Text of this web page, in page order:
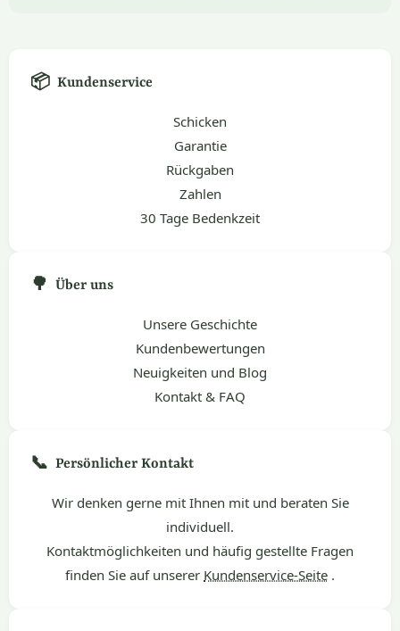
📦 Kundenservice
Schicken
Garantie
Rückgaben
Zahlen
30 Tage Bedenkzeit
🌳 Über uns
Unsere Geschichte
Kundenbewertungen
Neuigkeiten und Blog
Kontakt & FAQ
📞 Persönlicher Kontakt
Wir denken gerne mit Ihnen mit und beraten Sie
individuell.
Kontaktmöglichkeiten und häufig gestellte Fragen
finden Sie auf unserer Kundenservice-Seite .